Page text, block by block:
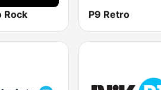
Rock P9 Retro